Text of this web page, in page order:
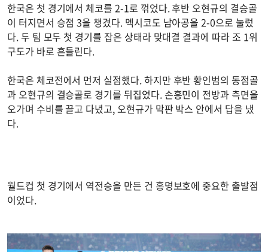
한국은 첫 경기에서 체코를 2-1로 꺾었다. 후반 오현규의 결승골
이 터지면서 승점 3을 챙겼다. 멕시코도 남아공을 2-0으로 눌렀
다. 두 팀 모두 첫 경기를 잡은 상태라 맞대결 결과에 따라 조 1위
구도가 바로 흔들린다.
한국은 체코전에서 먼저 실점했다. 하지만 후반 황인범의 동점골
과 오현규의 결승골로 경기를 뒤집었다. 손흥민이 전방과 측면을
오가며 수비를 끌고 다녔고, 오현규가 막판 박스 안에서 답을 냈
다.
월드컵 첫 경기에서 역전승을 만든 건 홍명보호에 중요한 출발점
이었다.